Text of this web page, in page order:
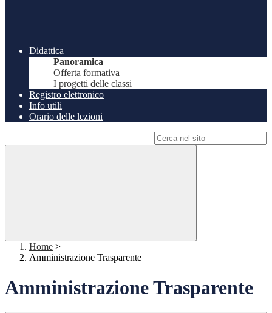
Didattica
Panoramica
Offerta formativa
I progetti delle classi
Registro elettronico
Info utili
Orario delle lezioni
Home >
Amministrazione Trasparente
Amministrazione Trasparente